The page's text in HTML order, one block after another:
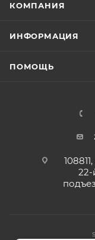
КОМПАНИЯ
ИНФОРМАЦИЯ
ПОМОЩЬ
22-